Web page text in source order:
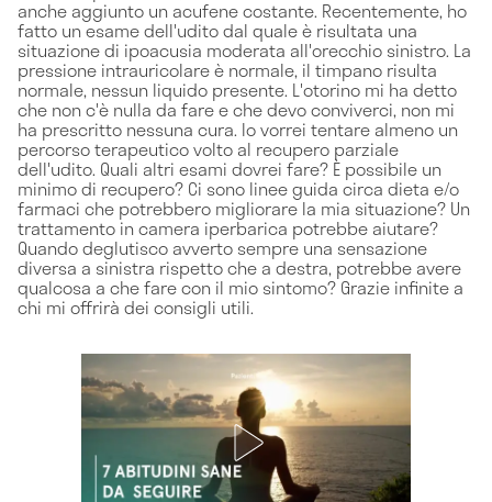
anche aggiunto un acufene costante. Recentemente, ho
fatto un esame dell'udito dal quale è risultata una
situazione di ipoacusia moderata all'orecchio sinistro. La
pressione intrauricolare è normale, il timpano risulta
normale, nessun liquido presente. L'otorino mi ha detto
che non c'è nulla da fare e che devo conviverci, non mi
ha prescritto nessuna cura. Io vorrei tentare almeno un
percorso terapeutico volto al recupero parziale
dell'udito. Quali altri esami dovrei fare? È possibile un
minimo di recupero? Ci sono linee guida circa dieta e/o
farmaci che potrebbero migliorare la mia situazione? Un
trattamento in camera iperbarica potrebbe aiutare?
Quando deglutisco avverto sempre una sensazione
diversa a sinistra rispetto che a destra, potrebbe avere
qualcosa a che fare con il mio sintomo? Grazie infinite a
chi mi offrirà dei consigli utili.